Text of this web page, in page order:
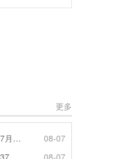
更多
淡季实现逆势“双增”！比亚迪客车7月热销620辆创新高
08-07
08-07